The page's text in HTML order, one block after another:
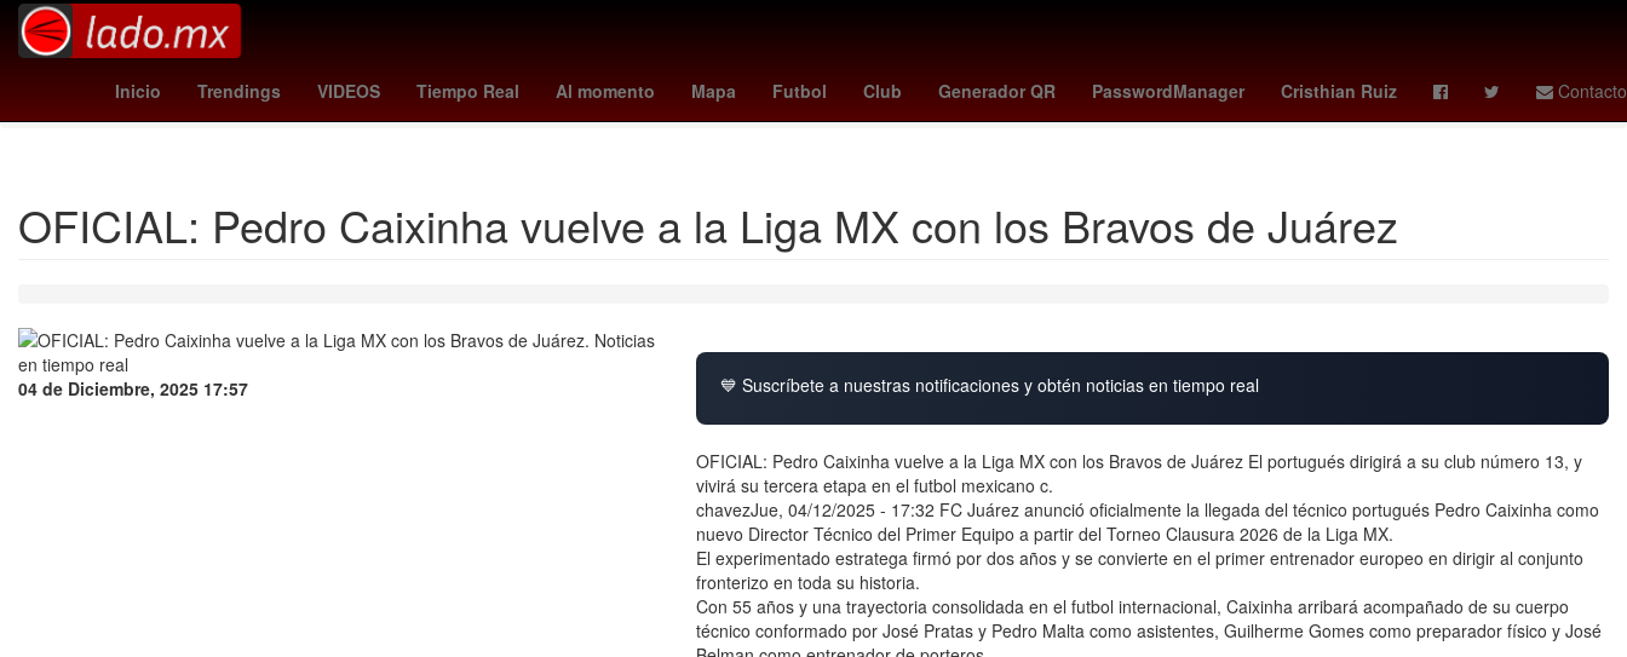
Inicio Trendings VIDEOS Tiempo Real Al momento Mapa Futbol Club Generador QR PasswordManager Cristhian Ruiz Contacto
ley de amparo claudia sheinbaum real sociedad - alavés Primera División de México Carson Wentz Gobierno Facultad de Ciencias Políticas y Sociales UAQ obsession
Chelsea
OFICIAL: Pedro Caixinha vuelve a la Liga MX con los Bravos de Juárez
04 de Diciembre, 2025 17:57 💙 Suscríbete a nuestras notificaciones y obtén noticias en tiempo real
OFICIAL: Pedro Caixinha vuelve a la Liga MX con los Bravos de Juárez El portugués dirigirá a su club número 13, y
vivirá su tercera etapa en el futbol mexicano c.
chavezJue, 04/12/2025 - 17:32 FC Juárez anunció oficialmente la llegada del técnico portugués Pedro Caixinha como
nuevo Director Técnico del Primer Equipo a partir del Torneo Clausura 2026 de la Liga MX.
El experimentado estratega firmó por dos años y se convierte en el primer entrenador europeo en dirigir al conjunto
fronterizo en toda su historia.
Con 55 años y una trayectoria consolidada en el futbol internacional, Caixinha arribará acompañado de su cuerpo
técnico conformado por José Pratas y Pedro Malta como asistentes, Guilherme Gomes como preparador físico y José